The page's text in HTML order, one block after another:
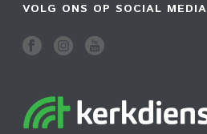
VOLG ONS OP SOCIAL MEDIA